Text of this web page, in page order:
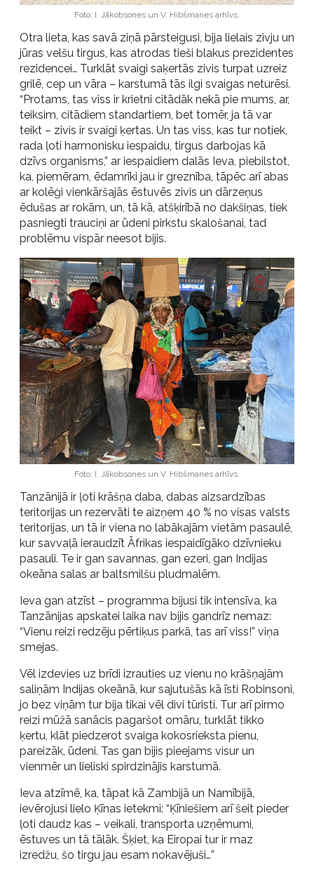
Foto: I. Jākobsones un V. Hibšmanes arhīvs.
Otra lieta, kas savā ziņā pārsteigusi, bija lielais zivju un
jūras velšu tirgus, kas atrodas tieši blakus prezidentes
rezidencei… Turklāt svaigi saķertās zivis turpat uzreiz
grilē, cep un vāra – karstumā tās ilgi svaigas neturēsi.
“Protams, tas viss ir krietni citādāk nekā pie mums, ar,
teiksim, citādiem standartiem, bet tomēr, ja tā var
teikt – zivis ir svaigi ķertas. Un tas viss, kas tur notiek,
rada ļoti harmonisku iespaidu, tirgus darbojas kā
dzīvs organisms,” ar iespaidiem dalās Ieva, piebilstot,
ka, piemēram, ēdamrīki jau ir greznība, tāpēc arī abas
ar kolēģi vienkāršajās ēstuvēs zivis un dārzeņus
ēdušas ar rokām, un, tā kā, atšķirībā no dakšiņas, tiek
pasniegti trauciņi ar ūdeni pirkstu skalošanai, tad
problēmu vispār neesot bijis.
Foto: I. Jākobsones un V. Hibšmanes arhīvs.
Tanzānijā ir ļoti krāšņa daba, dabas aizsardzības
teritorijas un rezervāti te aizņem 40 % no visas valsts
teritorijas, un tā ir viena no labākajām vietām pasaulē,
kur savvaļā ieraudzīt Āfrikas iespaidīgāko dzīvnieku
pasauli. Te ir gan savannas, gan ezeri, gan Indijas
okeāna salas ar baltsmilšu pludmalēm.
Ieva gan atzīst – programma bijusi tik intensīva, ka
Tanzānijas apskatei laika nav bijis gandrīz nemaz:
“Vienu reizi redzēju pērtiķus parkā, tas arī viss!” viņa
smejas.
Vēl izdevies uz brīdi izrauties uz vienu no krāšņajām
saliņām Indijas okeānā, kur sajutušās kā īsti Robinsoni,
jo bez viņām tur bija tikai vēl divi tūristi. Tur arī pirmo
reizi mūžā sanācis pagaršot omāru, turklāt tikko
ķertu, klāt piedzerot svaiga kokosrieksta pienu,
pareizāk, ūdeni. Tas gan bijis pieejams visur un
vienmēr un lieliski spirdzinājis karstumā.
Ieva atzīmē, ka, tāpat kā Zambijā un Namībijā,
ievērojusi lielo Ķīnas ietekmi: “Ķīniešiem arī šeit pieder
ļoti daudz kas – veikali, transporta uzņēmumi,
ēstuves un tā tālāk. Šķiet, ka Eiropai tur ir maz
izredžu, šo tirgu jau esam nokavējuši…”